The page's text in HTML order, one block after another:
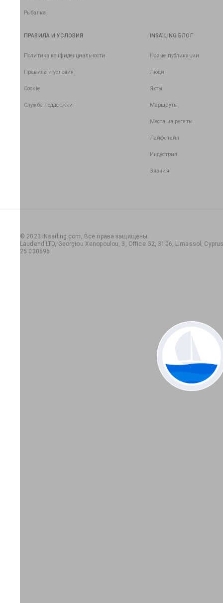
Рыбалка
ПРАВИЛА И УСЛОВИЯ
Политика конфиденциальности
Правила и условия
Cookie
Служба поддержки
INSAILING БЛОГ
Новые публикации
Люди
Яхты
Маршруты
Места на регаты
Лайфстайл
Индустрия
Знания
© 2023 iNsailing.com, Все права защищены.
Laudend LTD, Georgiou Xenopoulou, 3, Office G2, 3106, Limassol,
25 030696